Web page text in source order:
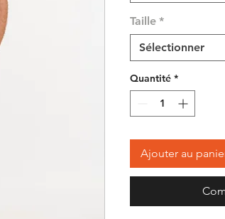
Taille *
Sélectionner
Quantité *
Ajouter au